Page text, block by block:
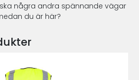
några andra spännande vägar
du är här?